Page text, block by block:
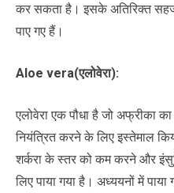
कर सकता है। इसके अतिरिक्त
पाए गए हैं।
Aloe vera(एलोवेरा):
एलोवेरा एक पौधा है जो अफ्रीका
नियंत्रित करने के लिए इस्तेमाल
शर्करा के स्तर को कम करने और
लिए पाया गया है। अध्ययनों में